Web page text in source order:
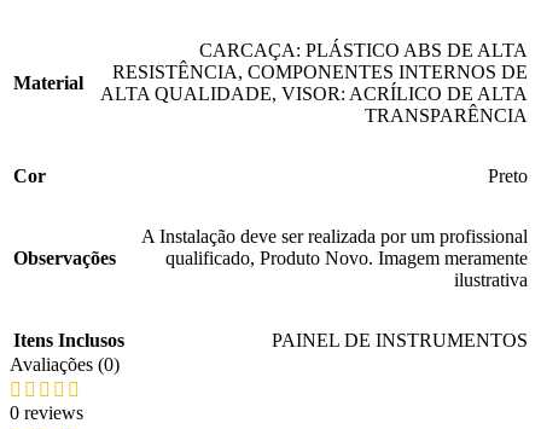
Material
CARCAÇA: PLÁSTICO ABS DE ALTA
RESISTÊNCIA, COMPONENTES INTERNOS DE
ALTA QUALIDADE, VISOR: ACRÍLICO DE ALTA
TRANSPARÊNCIA
Cor Preto
Observações
A Instalação deve ser realizada por um profissional
qualificado, Produto Novo. Imagem meramente
ilustrativa
Itens Inclusos
PAINEL DE INSTRUMENTOS
Avaliações (0)
0 reviews